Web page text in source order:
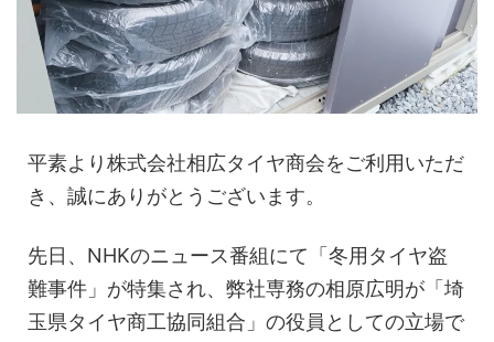
平素より株式会社相広タイヤ商会をご利用いただ
き、誠にありがとうございます。
先日、NHKのニュース番組にて「冬用タイヤ盗
難事件」が特集され、弊社専務の相原広明が「埼
玉県タイヤ商工協同組合」の役員としての立場で